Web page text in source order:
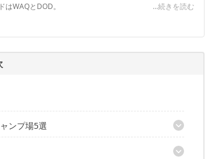
WAQとDOD。
...続きを読む
ンプ場5選